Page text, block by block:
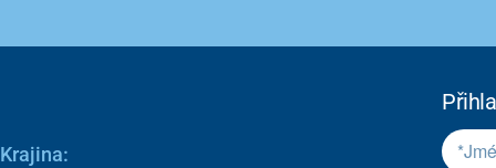
Krajina: